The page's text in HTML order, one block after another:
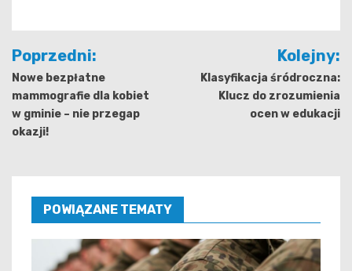
Nawigacja
wpisu
Poprzedni:
Nowe bezpłatne
mammografie dla kobiet
w gminie – nie przegap
okazji!
Kolejny:
Klasyfikacja śródroczna:
Klucz do zrozumienia
ocen w edukacji
POWIĄZANE TEMATY